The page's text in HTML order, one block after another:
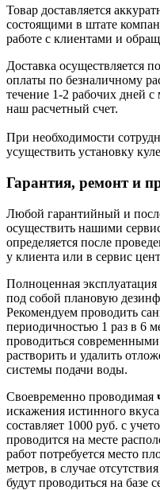
Товар доставляется
состоящими в штате
работе с клиентами и
Доставка осуществляется
оплаты по безналичному
течение 1-2 рабочих дней
наш расчетный счет.
При необходимости
усуществить установку
Гарантия, ремонт и
Любой гарантийный и
осуществить нашими
определяется после
у клиента или в сервис
Полноценная эксплуатация
под собой плановую
Рекомендуем проводить
периодичностью 1 раз в 6
проводиться
растворить и удалить
системы подачи воды.
Своевременно проводимая
искажения истинного
составляет 1000 руб. с
проводится на месте
работ потребуется место
метров, в случае
будут проводиться на базе